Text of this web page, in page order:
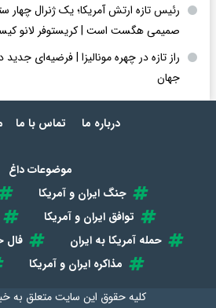
رئیس تازه ارتش آمریکا؛ یک ژنرال چهار
صمیمی هگست است | کریستوفر لانو
راز تازه در چهره مونالیزا | فرضیه‌ای جدید
جهان
درباره ما تماس با ما
موضوعات داغ
جنگ ایران و آمریکا
توافق ایران و آمریکا
حمله آمریکا به ایران
فال
مذاکره ایران و آمریکا
کلیه حقوق این سایت متعلق به